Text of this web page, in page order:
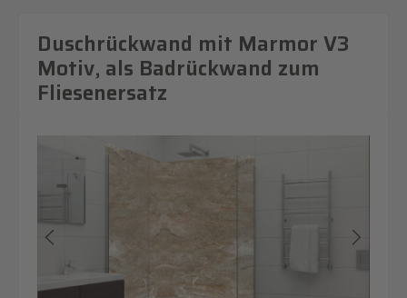
Duschrückwand mit Marmor V3
Motiv, als Badrückwand zum
Fliesenersatz